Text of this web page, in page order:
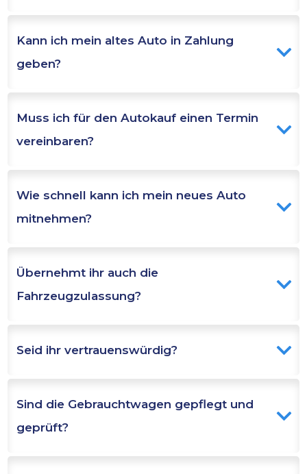
Kann ich mein altes Auto in Zahlung
geben?
Muss ich für den Autokauf einen Termin
vereinbaren?
Wie schnell kann ich mein neues Auto
mitnehmen?
Übernehmt ihr auch die
Fahrzeugzulassung?
Seid ihr vertrauenswürdig?
Sind die Gebrauchtwagen gepflegt und
geprüft?